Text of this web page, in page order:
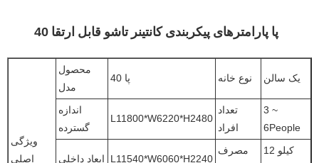
40 پا پارامترهای پیکربندی کانتینر تاشو قابل ارتقا
ویژگی
اصلی
محصول
مدل
40 پا نوع خانه یک سالن
اندازه
گسترده
L11800*W6220*H2480
تعداد
افراد
3 ~
6People
ابعاد داخلی L11540*W6060*H2240
مصرف
12 کیلو